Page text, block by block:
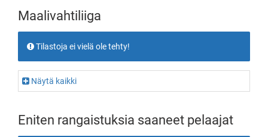
Maalivahtiliiga
Tilastoja ei vielä ole tehty!
Näytä kaikki
Eniten rangaistuksia saaneet pelaajat